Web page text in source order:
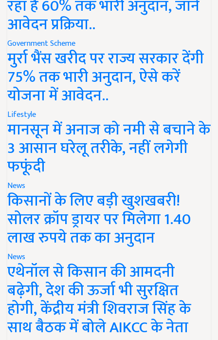
रहा है 60% तक भारी अनुदान, जानें
आवेदन प्रक्रिया..
Government Scheme
मुर्रा भैंस खरीद पर राज्य सरकार देंगी
75% तक भारी अनुदान, ऐसे करें
योजना में आवेदन..
Lifestyle
मानसून में अनाज को नमी से बचाने के
3 आसान घरेलू तरीके, नहीं लगेगी
फफूंदी
News
किसानों के लिए बड़ी खुशखबरी!
सोलर क्रॉप ड्रायर पर मिलेगा 1.40
लाख रुपये तक का अनुदान
News
एथेनॉल से किसान की आमदनी
बढ़ेगी, देश की ऊर्जा भी सुरक्षित
होगी, केंद्रीय मंत्री शिवराज सिंह के
साथ बैठक में बोले AIKCC के नेता